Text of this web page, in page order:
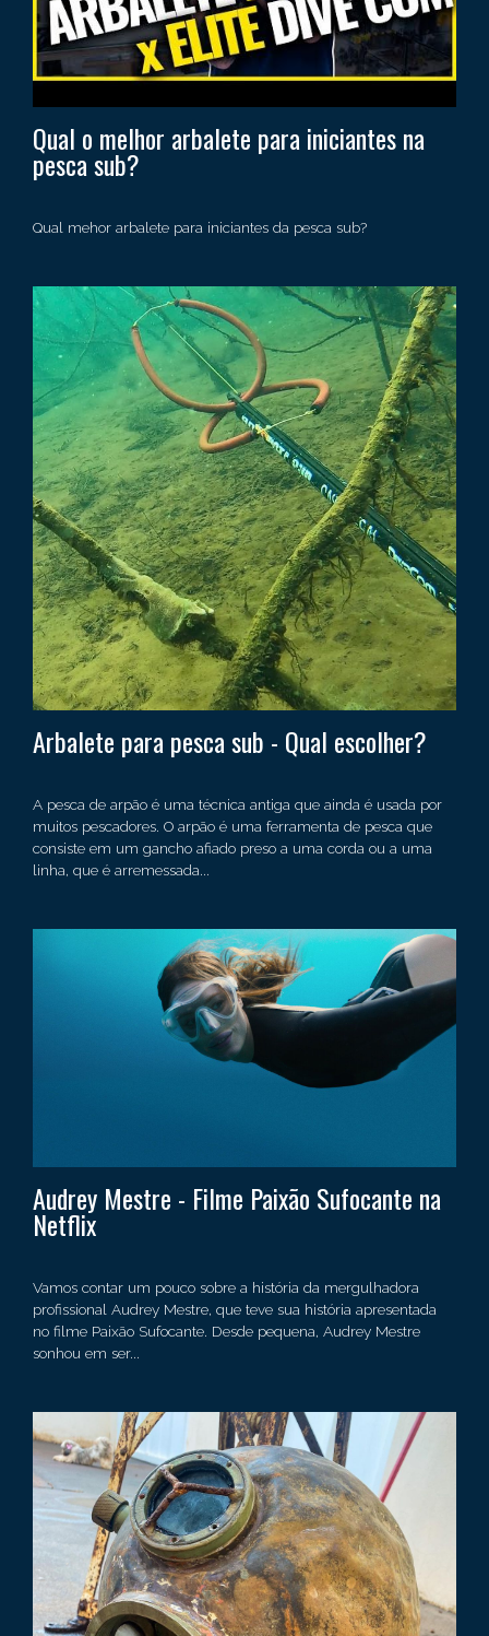
Qual o melhor arbalete para iniciantes na
pesca sub?
Qual mehor arbalete para iniciantes da pesca sub?
Arbalete para pesca sub - Qual escolher?
A pesca de arpão é uma técnica antiga que ainda é usada por
muitos pescadores. O arpão é uma ferramenta de pesca que
consiste em um gancho afiado preso a uma corda ou a uma
linha, que é arremessada...
Audrey Mestre - Filme Paixão Sufocante na
Netflix
Vamos contar um pouco sobre a história da mergulhadora
profissional Audrey Mestre, que teve sua história apresentada
no filme Paixão Sufocante. Desde pequena, Audrey Mestre
sonhou em ser...